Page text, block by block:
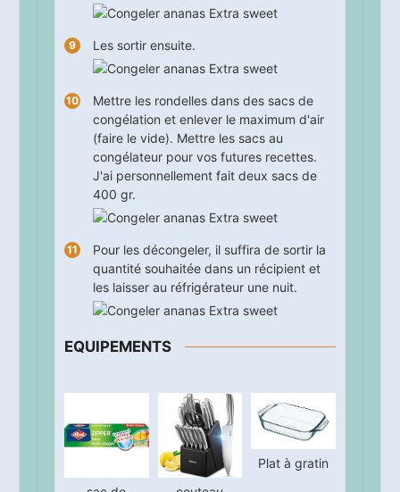
Les sortir ensuite.
Mettre les rondelles dans des sacs de
congélation et enlever le maximum d'air
(faire le vide). Mettre les sacs au
congélateur pour vos futures recettes.
J'ai personnellement fait deux sacs de
400 gr.
Pour les décongeler, il suffira de sortir la
quantité souhaitée dans un récipient et
les laisser au réfrigérateur une nuit.
EQUIPEMENTS
Plat à gratin